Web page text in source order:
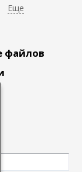
файлов